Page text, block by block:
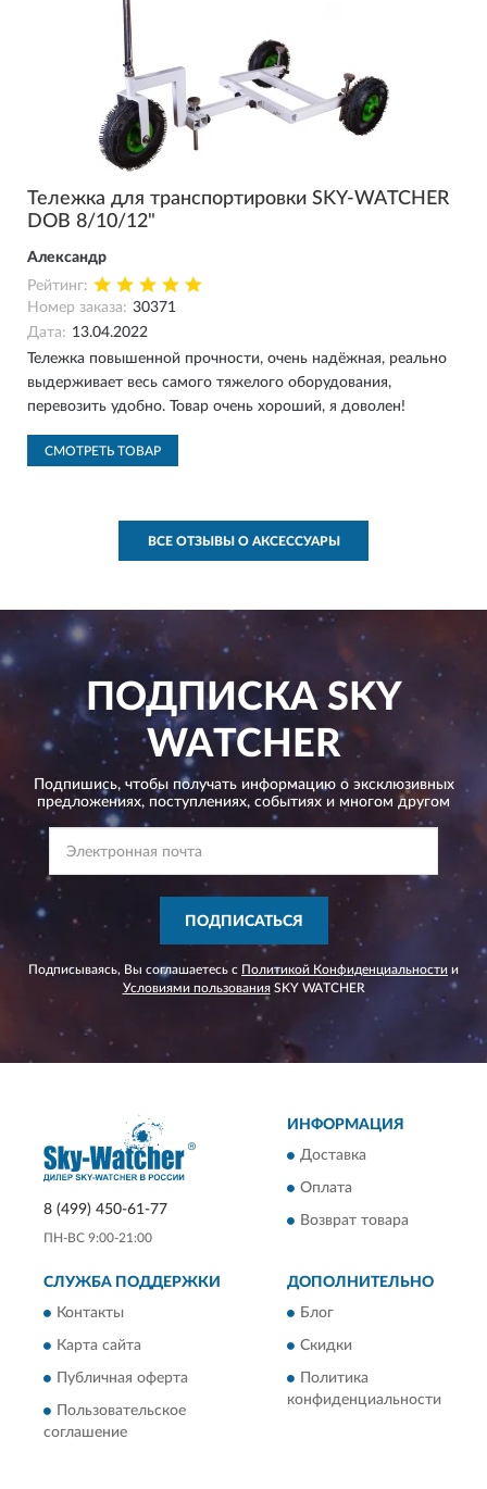
Тележка для транспортировки SKY-WATCHER
DOB 8/10/12"
Александр
Рейтинг:
Номер заказа: 30371
Дата: 13.04.2022
Тележка повышенной прочности, очень надёжная, реально
выдерживает весь самого тяжелого оборудования,
перевозить удобно. Товар очень хороший, я доволен!
СМОТРЕТЬ ТОВАР
ВСЕ ОТЗЫВЫ О АКСЕССУАРЫ
ПОДПИСКАSKY
WATCHER
Подпишись, чтобы получать информацию о эксклюзивных
предложениях, поступлениях, событиях и многом другом
ПОДПИСАТЬСЯ
Подписываясь, Вы соглашаетесь с Политикой Конфиденциальности и
Условиями пользованияSKY WATCHER
8 (499) 450-61-77
ПН-ВС 9:00-21:00
ИНФОРМАЦИЯ
Доставка
Оплата
Возврат товара
СЛУЖБА ПОДДЕРЖКИ
Контакты
Карта сайта
Публичная оферта
Пользовательское
соглашение
ДОПОЛНИТЕЛЬНО
Блог
Скидки
Политика
конфиденциальности